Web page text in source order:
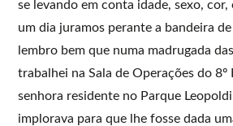
se levando em conta idade, sexo,
um dia juramos perante a bandeira
lembro bem que numa madrugada
trabalhei na Sala de Operações do 8º
senhora residente no Parque
implorava para que lhe fosse dada